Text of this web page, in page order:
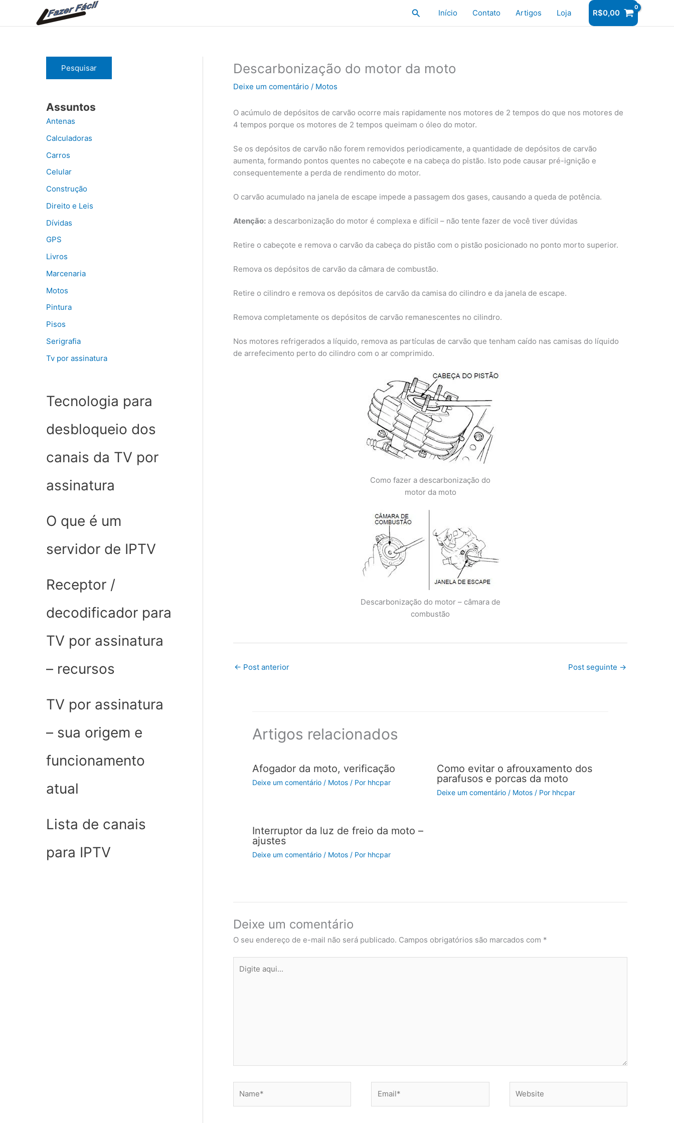
o
Pesquisar
Início Contato Artigos Loja R$0,00
Pesquisar
Assuntos
Antenas
Calculadoras
Carros
Celular
Construção
Direito e Leis
Dívidas
GPS
Livros
Marcenaria
Motos
Pintura
Pisos
Serigrafia
Tv por assinatura
Tecnologia para
desbloqueio dos
canais da TV por
assinatura
O que é um
servidor de IPTV
Receptor /
decodificador para
TV por assinatura
– recursos
TV por assinatura
– sua origem e
funcionamento
atual
Lista de canais
para IPTV
Descarbonização do motor da moto
Deixe um comentário / Motos
O acúmulo de depósitos de carvão ocorre mais rapidamente nos motores de 2 tempos do que nos motores de
4 tempos porque os motores de 2 tempos queimam o óleo do motor.
Se os depósitos de carvão não forem removidos periodicamente, a quantidade de depósitos de carvão
aumenta, formando pontos quentes no cabeçote e na cabeça do pistão. Isto pode causar pré-ignição e
consequentemente a perda de rendimento do motor.
O carvão acumulado na janela de escape impede a passagem dos gases, causando a queda de potência.
Atenção: a descarbonização do motor é complexa e difícil – não tente fazer de você tiver dúvidas
Retire o cabeçote e remova o carvão da cabeça do pistão com o pistão posicionado no ponto morto superior.
Remova os depósitos de carvão da câmara de combustão.
Retire o cilindro e remova os depósitos de carvão da camisa do cilindro e da janela de escape.
Remova completamente os depósitos de carvão remanescentes no cilindro.
Nos motores refrigerados a líquido, remova as partículas de carvão que tenham caído nas camisas do líquido
de arrefecimento perto do cilindro com o ar comprimido.
Como fazer a descarbonização do
motor da moto
Descarbonização do motor – câmara de
combustão
← Post anterior Post seguinte →
Artigos relacionados
Afogador da moto, verificação
Deixe um comentário / Motos/ Por hhcpar
Como evitar o afrouxamento dos
parafusos e porcas da moto
Deixe um comentário / Motos/ Por hhcpar
Interruptor da luz de freio da moto –
ajustes
Deixe um comentário / Motos/ Por hhcpar
Deixe um comentário
O seu endereço de e-mail não será publicado. Campos obrigatórios são marcados com *
aqui...